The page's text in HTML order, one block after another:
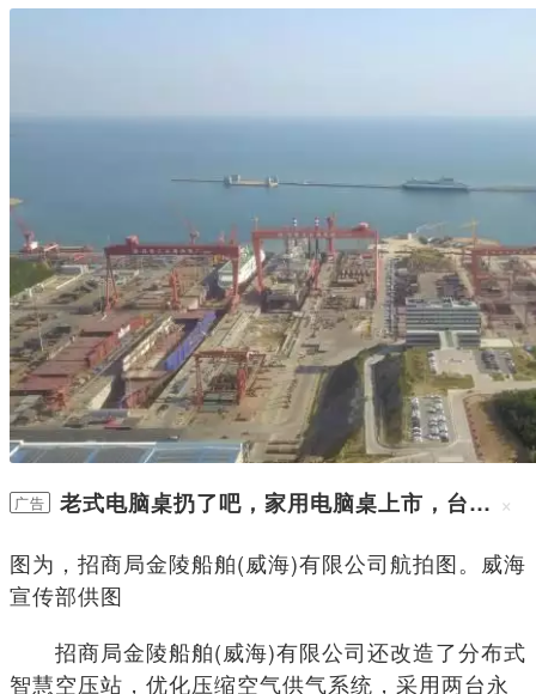
广告
老式电脑桌扔了吧，家用电脑桌上市，台式 ×
图为，招商局金陵船舶(威海)有限公司航拍图。威海
宣传部供图
招商局金陵船舶(威海)有限公司还改造了分布式
智慧空压站，优化压缩空气供气系统，采用两台永